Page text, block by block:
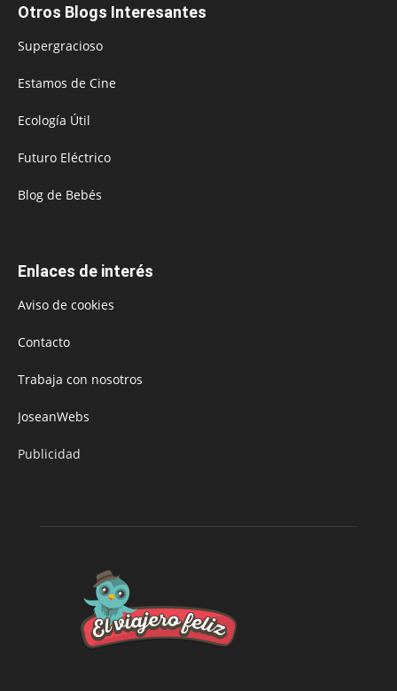
Otros Blogs Interesantes
Supergracioso
Estamos de Cine
Ecología Útil
Futuro Eléctrico
Blog de Bebés
Enlaces de interés
Aviso de cookies
Contacto
Trabaja con nosotros
JoseanWebs
Publicidad